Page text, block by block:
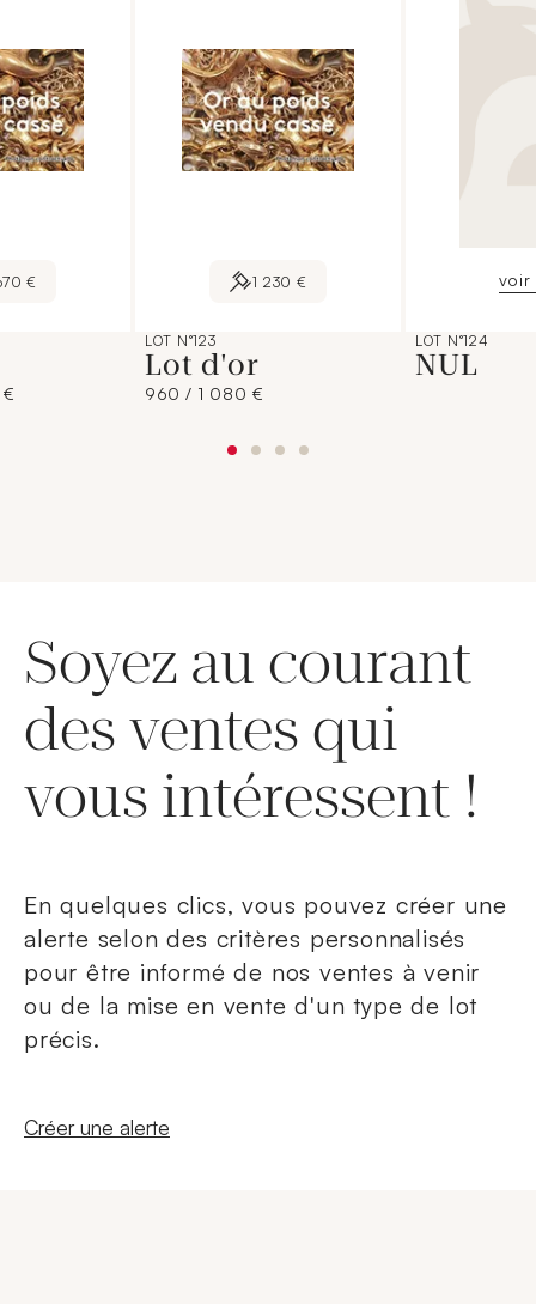
€ 1 230 €
LOT N°123
Lot d'or
960 / 1 080 €
voir
LOT N°124
NUL
Soyez au courant
des ventes qui
vous intéressent !
En quelques clics, vous pouvez créer une
alerte selon des critères personnalisés
pour être informé de nos ventes à venir
ou de la mise en vente d'un type de lot
précis.
Nouvelle fenêtre
Créer une alerte